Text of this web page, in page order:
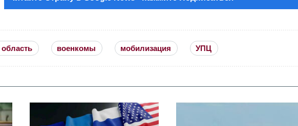
военкомы мобилизация УПЦ